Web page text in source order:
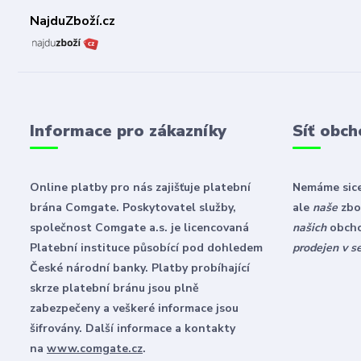
NajduZboží.cz
Informace pro zákazníky
Online platby pro nás zajišťuje platební
brána Comgate. Poskytovatel služby,
společnost Comgate a.s. je licencovaná
Platební instituce působící pod dohledem
České národní banky. Platby probíhající
skrze platební bránu jsou plně
zabezpečeny a veškeré informace jsou
šifrovány. Další informace a kontakty
na www.comgate.cz.
Síť
Nemáme
ale naše
našich
prodejen v